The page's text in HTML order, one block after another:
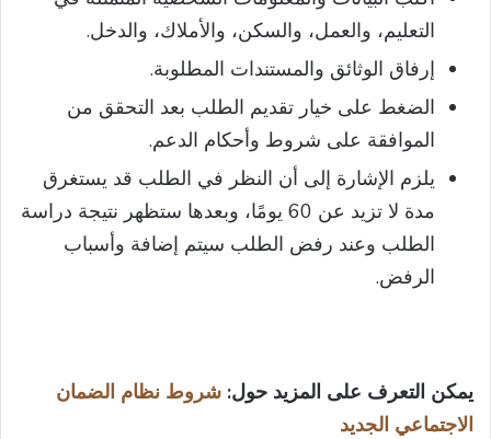
التعليم، والعمل، والسكن، والأملاك، والدخل.
إرفاق الوثائق والمستندات المطلوبة.
الضغط على خيار تقديم الطلب بعد التحقق من
الموافقة على شروط وأحكام الدعم.
يلزم الإشارة إلى أن النظر في الطلب قد يستغرق
مدة لا تزيد عن 60 يومًا، وبعدها ستظهر نتيجة دراسة
الطلب وعند رفض الطلب سيتم إضافة وأسباب
الرفض.
يمكن التعرف على المزيد حول: شروط نظام الضمان
الاجتماعي الجديد​